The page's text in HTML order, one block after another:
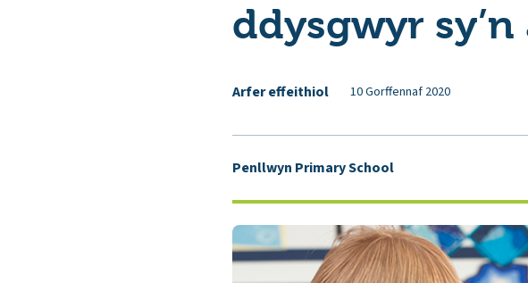
ddysgwyr
Arfer effeithiol 10 Gorffennaf 2020
Penllwyn Primary School